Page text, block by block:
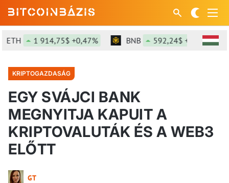
1 914,75$ +0,47% BNB 592,24$ +0,24%
KRIPTOGAZDASÁG
EGY SVÁJCI BANK
MEGNYITJA KAPUIT A
KRIPTOVALUTÁK ÉS A WEB3
ELŐTT
GT